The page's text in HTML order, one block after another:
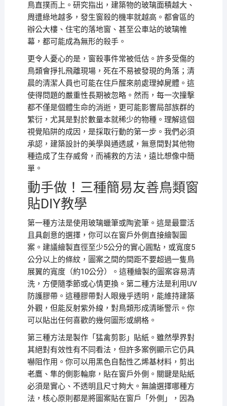
鳥直撲而上。研究指出，建築物的玻璃面積越大、
周遭綠地越多，發生窗殺的機率就越高。都會區的
辦公大樓、住宅的落地窗、甚至公車站的玻璃帷
幕，都可能成為無形的殺手。
更令人憂心的是，窗殺事件常被低估。許多受傷的
鳥類會掙扎飛離現場，死在不易被發現的角落；清
晨的清潔人員也可能在住戶醒來前處理掉屍體。這
使得問題的嚴重性長期被忽略。然而，每一次撞擊
都不僅是個體生命的消逝，更可能影響局部族群的
繁衍，尤其是對於數量本就稀少的物種。理解這個
視覺陷阱的成因，是採取行動的第一步。我們必須
承認，建築設計的美學與通透感，無意間對其他物
種造成了生存威脅，而補救的方法，遠比想像中簡
單。
動手做！三種簡易友善鳥類窗
貼DIY教學
第一種方法是使用玻璃蠟筆或陶瓷筆。這是最靈活
且具創意的選擇，你可以在窗戶外側直接繪製圖
案。建議繪製直徑至少5公分的實心圓點，或寬度5
公分以上的條紋，圖案之間的間距不要超過一隻鳥
展翼的寬度（約10公分）。這種繪製的圖案容易清
洗，方便隨季節或心情更換。第二種方法是利用UV
防護膠帶。這種膠帶對人眼幾乎透明，能維持建築
外觀，但能反射紫外線，對鳥類形成清晰警示。你
可以貼出任何喜歡的幾何圖形或網格。
第三種方法是製作「猛禽剪影」貼紙。雖然學界對
其絕對有效性有不同看法，但許多案例顯示它仍具
嚇阻作用。你可以用黑色自黏性乙烯基材料，剪出
老鷹、隼的側影輪廓，貼在窗戶外側。關鍵是貼紙
必須是實心、不透明且尺寸夠大。無論選擇哪種方
法，核心原則都是將圖案貼在窗戶「外側」，因為